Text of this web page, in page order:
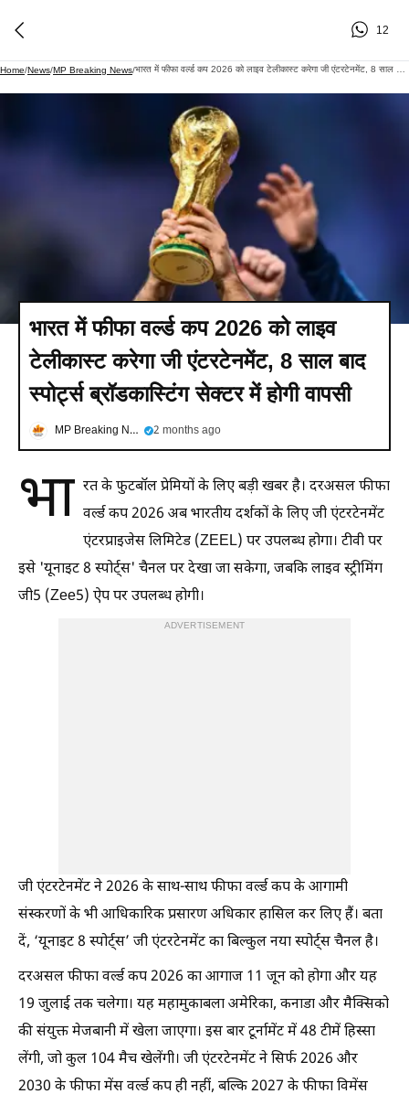
12
Home/News/MP Breaking News/
भारत में फीफा वर्ल्ड कप 2026 को लाइव
टेलीकास्ट करेगा जी एंटरटेनमेंट, 8 साल बाद
स्पोर्ट्स ब्रॉडकास्टिंग सेक्टर में होगी वापसी
MP Breaking News 2 months ago
भा रत के फुटबॉल प्रेमियों के लिए बड़ी खबर है। दरअसल फीफा
वर्ल्ड कप 2026 अब भारतीय दर्शकों के लिए जी एंटरटेनमेंट
एंटरप्राइजेस लिमिटेड (ZEEL) पर उपलब्ध होगा। टीवी पर
इसे 'यूनाइट 8 स्पोर्ट्स' चैनल पर देखा जा सकेगा, जबकि लाइव स्ट्रीमिंग
जी5 (Zee5) ऐप पर उपलब्ध होगी।
ADVERTISEMENT
जी एंटरटेनमेंट ने 2026 के साथ-साथ फीफा वर्ल्ड कप के आगामी
संस्करणों के भी आधिकारिक प्रसारण अधिकार हासिल कर लिए हैं। बता
दें, ‘यूनाइट 8 स्पोर्ट्स’ जी एंटरटेनमेंट का बिल्कुल नया स्पोर्ट्स चैनल है।
दरअसल फीफा वर्ल्ड कप 2026 का आगाज 11 जून को होगा और यह
19 जुलाई तक चलेगा। यह महामुकाबला अमेरिका, कनाडा और मैक्सिको
की संयुक्त मेजबानी में खेला जाएगा। इस बार टूर्नामेंट में 48 टीमें हिस्सा
लेंगी, जो कुल 104 मैच खेलेंगी। जी एंटरटेनमेंट ने सिर्फ 2026 और
2030 के फीफा मेंस वर्ल्ड कप ही नहीं, बल्कि 2027 के फीफा विमेंस